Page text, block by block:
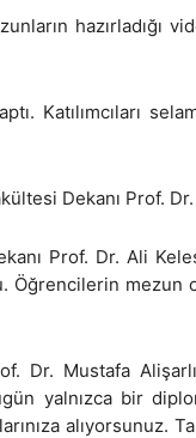
Katılımcıları
Dekanı Prof.
Prof. Dr. Ali
mezun
Dr. Mustafa
yalnızca bir
alıyorsunuz.